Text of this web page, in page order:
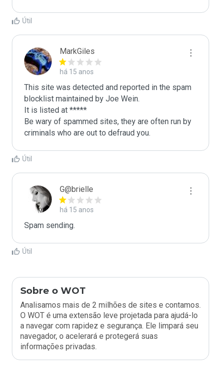
Útil
MarkGiles
há 15 anos
This site was detected and reported in the spam
blocklist maintained by Joe Wein.
It is listed at *****
Be wary of spammed sites, they are often run by
criminals who are out to defraud you.
Útil
G@brielle
há 15 anos
Spam sending.
Útil
Sobre o WOT
Analisamos mais de 2 milhões de sites e contamos.
O WOT é uma extensão leve projetada para ajudá-lo
a navegar com rapidez e segurança. Ele limpará seu
navegador, o acelerará e protegerá suas
informações privadas.